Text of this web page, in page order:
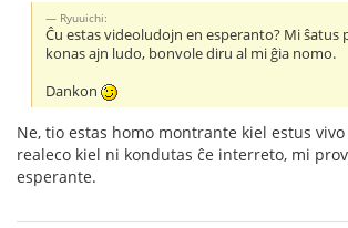
Ryuuichi:
Ĉu estas videoludojn en esperanto? Mi ŝatus
konas ajn ludo, bonvole diru al mi ĝia nomo.
Dankon
Ne, tio estas homo montrante kiel estus
realeco kiel ni kondutas ĉe interreto, mi
esperante.